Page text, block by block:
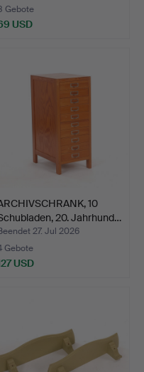
Gebote
USD
10
20. Jahrhund…
27. Jul 2026
Gebote
USD